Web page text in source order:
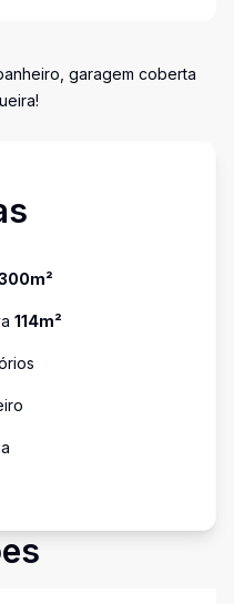
garagem coberta
m²
114m²
s